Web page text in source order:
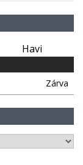
Havi
Zárva